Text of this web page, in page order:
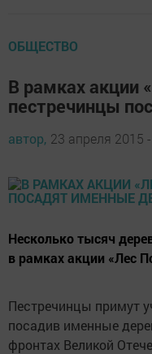
ОБЩЕСТВО
В рамках акции
пестречинцы
автор, 23 апреля 2015
Несколько тысяч
в рамках акции «Лес
Пестречинцы примут
посадив именные
фронтах Великой